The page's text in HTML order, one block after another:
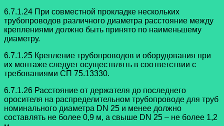
6.7.1.24 При совместной прокладке нескольких
трубопроводов различного диаметра расстояние между
креплениями должно быть принято по наименьшему
диаметру.
6.7.1.25 Крепление трубопроводов и оборудования при
их монтаже следует осуществлять в соответствии с
требованиями СП 75.13330.
6.7.1.26 Расстояние от держателя до последнего
оросителя на распределительном трубопроводе для труб
номинального диаметра DN 25 и менее должно
составлять не более 0,9 м, а свыше DN 25 – не более 1,2